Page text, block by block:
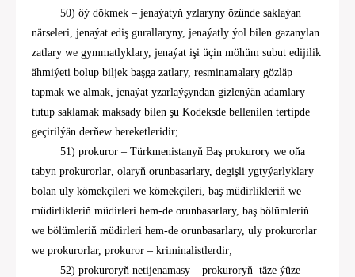
50) öý dökmek – jenaýatyň yzlaryny özünde saklaýan
närseleri, jenaýat ediş gurallaryny, jenaýatly ýol bilen gazanylan
zatlary we gymmatlyklary, jenaýat işi üçin möhüm subut edijilik
ähmiýeti bolup biljek başga zatlary, resminamalary gözläp
tapmak we almak, jenaýat yzarlaýşyndan gizlenýän adamlary
tutup saklamak maksady bilen şu Kodeksde bellenilen tertipde
geçirilýän derňew hereketleridir;
51) prokuror – Türkmenistanyň Baş prokurory we oňa
tabyn prokurorlar, olaryň orunbasarlary, degişli ygtyýarlyklary
bolan uly kömekçileri we kömekçileri, baş müdirlikleriň we
müdirlikleriň müdirleri hem-de orunbasarlary, baş bölümleriň
we bölümleriň müdirleri hem-de orunbasarlary, uly prokurorlar
we prokurorlar, prokuror – kriminalistlerdir;
52) prokuroryň netijenamasy – prokuroryň täze ýüze